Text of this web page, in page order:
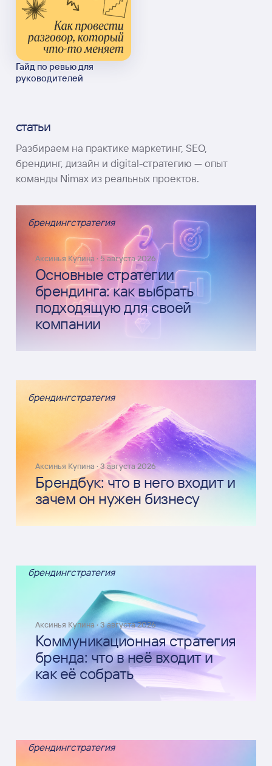
Гайд по ревью для
руководителей
статьи
Разбираем на практике маркетинг, SEO,
брендинг, дизайн и digital-стратегию — опыт
команды Nimax из реальных проектов.
брендингстратегия
Аксинья Купина · 5 августа 2026
Основные стратегии
брендинга: как выбрать
подходящую для своей
компании
брендингстратегия
Аксинья Купина · 3 августа 2026
Брендбук: что в него входит и
зачем он нужен бизнесу
брендингстратегия
Аксинья Купина · 3 августа 2026
Коммуникационная стратегия
бренда: что в неё входит и
как её собрать
брендингстратегия